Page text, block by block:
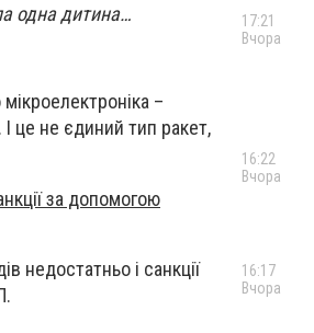
одна дитина…
–
І це не єдиний тип ракет,
за допомогою
недостатньо і санкції
17:21
Вчора
16:22
Вчора
16:17
Вчора